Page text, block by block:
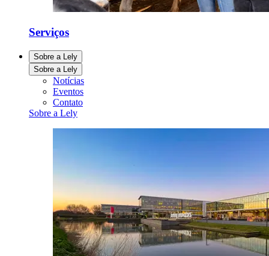
Serviços
Sobre a Lely
Sobre a Lely
Notícias
Eventos
Contato
Sobre a Lely